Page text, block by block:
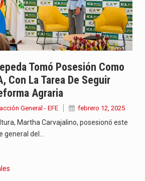
Con una salva de 21 cañonazos se cumplieron los honores…
El presidente electo Abelardo de la Espriella aseguró que durante…
Con el inicio del gobierno de Abelardo de la Espriella,…
Abelardo de la Espriella comenzó su Gobierno con uno de…
Las autoridades sanitarias de Francia y España mantienen bajo vigilancia…
Tomó Posesión Como
Con La Tarea De Seguir
Agraria
General - EFE febrero 12, 2025
Martha Carvajalino, posesionó este
general del…